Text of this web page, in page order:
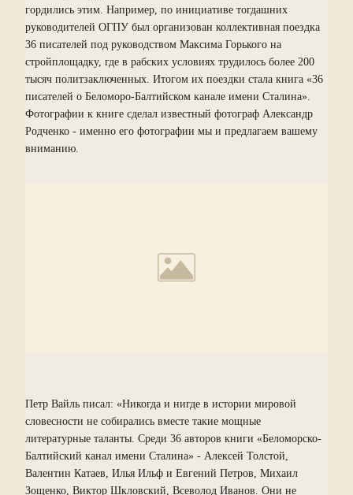
гордились этим. Например, по инициативе тогдашних
руководителей ОГПУ был организован коллективная поездка
36 писателей под руководством Максима Горького на
стройплощадку, где в рабских условиях трудилось более 200
тысяч политзаключенных. Итогом их поездки стала книга «36
писателей о Беломоро-Балтийском канале имени Сталина».
Фотографии к книге сделал известный фотограф Александр
Родченко - именно его фотографии мы и предлагаем вашему
вниманию.
Петр Вайль писал: «Никогда и нигде в истории мировой
словесности не собирались вместе такие мощные
литературные таланты. Среди 36 авторов книги «Беломорско-
Балтийский канал имени Сталина» - Алексей Толстой,
Валентин Катаев, Илья Ильф и Евгений Петров, Михаил
Зощенко, Виктор Шкловский, Всеволод Иванов. Они не